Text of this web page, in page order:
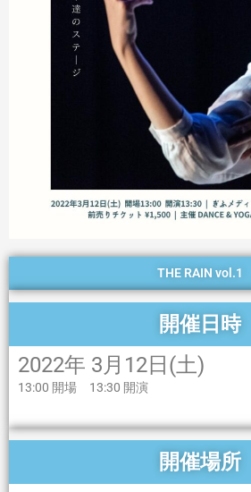
THE RAIN vol.1
開催日時
2022年 3月12日(土)
13:00 開場 13:30 開演
開催場所